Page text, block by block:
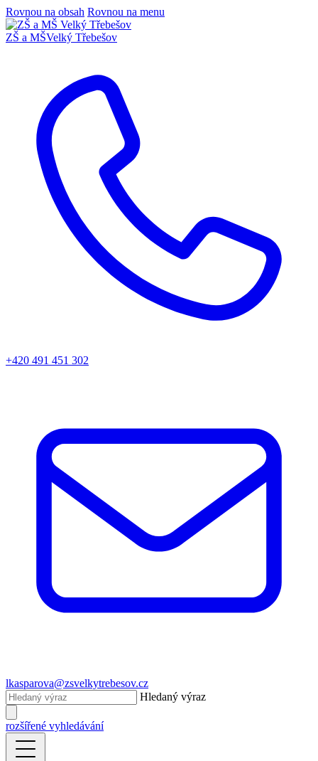
Rovnou na obsah Rovnou na menu
ZŠ a MŠVelký Třebešov
+420 491 451 302
lkasparova@zsvelkytrebesov.cz
Hledaný výraz
rozšířené vyhledávání